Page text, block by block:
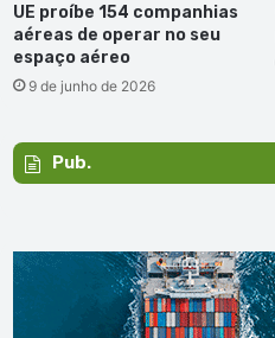
UE proíbe 154 companhias
aéreas de operar no seu
espaço aéreo
9 de junho de 2026
Pub.